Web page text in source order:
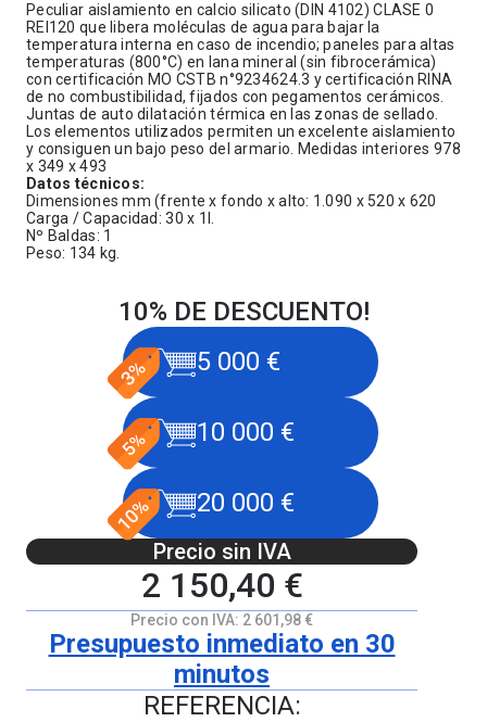
Peculiar aislamiento en calcio silicato (DIN 4102) CLASE 0
REI120 que libera moléculas de agua para bajar la
temperatura interna en caso de incendio; paneles para altas
temperaturas (800°C) en lana mineral (sin fibrocerámica)
con certificación MO CSTB n°9234624.3 y certificación RINA
de no combustibilidad, fijados con pegamentos cerámicos.
Juntas de auto dilatación térmica en las zonas de sellado.
Los elementos utilizados permiten un excelente aislamiento
y consiguen un bajo peso del armario. Medidas interiores 978
x 349 x 493
Datos técnicos:
Dimensiones mm (frente x fondo x alto: 1.090 x 520 x 620
Carga / Capacidad: 30 x 1l.
Nº Baldas: 1
Peso: 134 kg.
10% DE DESCUENTO!
5 000 €
10 000 €
20 000 €
Precio sin IVA
2 150,40 €
Precio con IVA: 2 601,98 €
Presupuesto inmediato en 30
minutos
REFERENCIA: